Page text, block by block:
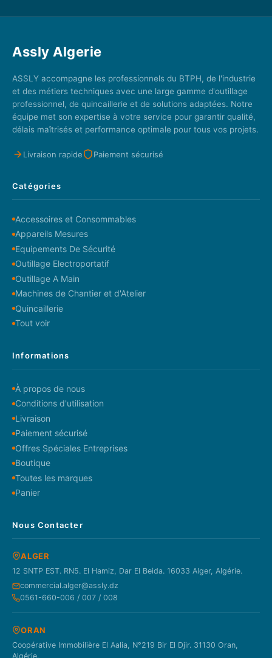
Assly Algerie
ASSLY accompagne les professionnels du BTPH, de l'industrie
et des métiers techniques avec une large gamme d'outillage
professionnel, de quincaillerie et de solutions adaptées. Notre
équipe met son expertise à votre service pour garantir qualité,
délais maîtrisés et performance optimale pour tous vos projets.
Livraison rapide Paiement sécurisé
Catégories
Accessoires et Consommables
Appareils Mesures
Equipements De Sécurité
Outillage Electroportatif
Outillage A Main
Machines de Chantier et d'Atelier
Quincaillerie
Tout voir
Informations
À propos de nous
Conditions d'utilisation
Livraison
Paiement sécurisé
Offres Spéciales Entreprises
Boutique
Toutes les marques
Panier
Nous Contacter
ALGER
12 SNTP EST. RN5. El Hamiz, Dar El Beida. 16033 Alger, Algérie.
commercial.alger@assly.dz
0561-660-006 / 007 / 008
ORAN
Coopérative Immobilière El Aalia, N°219 Bir El Djir. 31130 Oran,
Algérie.